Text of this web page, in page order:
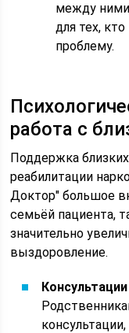
между ними
для тех,
проблему.
работа с
Поддержка
реабилитации
Доктор" большое
семьёй пациента,
значительно
выздоровление.